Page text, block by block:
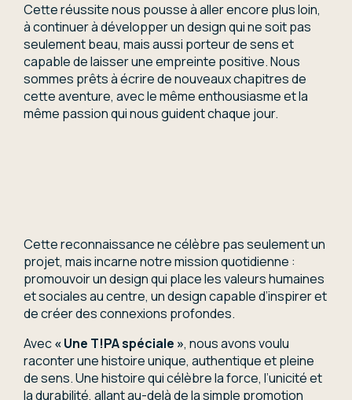
Cette réussite nous pousse à aller encore plus loin,
à continuer à développer un design qui ne soit pas
seulement beau, mais aussi porteur de sens et
capable de laisser une empreinte positive. Nous
sommes prêts à écrire de nouveaux chapitres de
cette aventure, avec le même enthousiasme et la
même passion qui nous guident chaque jour.
Cette reconnaissance ne célèbre pas seulement un
projet, mais incarne notre mission quotidienne :
promouvoir un design qui place les valeurs humaines
et sociales au centre, un design capable d’inspirer et
de créer des connexions profondes.
Avec« Une T!PA spéciale », nous avons voulu
raconter une histoire unique, authentique et pleine
de sens. Une histoire qui célèbre la force, l’unicité et
la durabilité, allant au-delà de la simple promotion